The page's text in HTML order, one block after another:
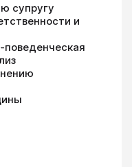
супругу
и
поведенческая